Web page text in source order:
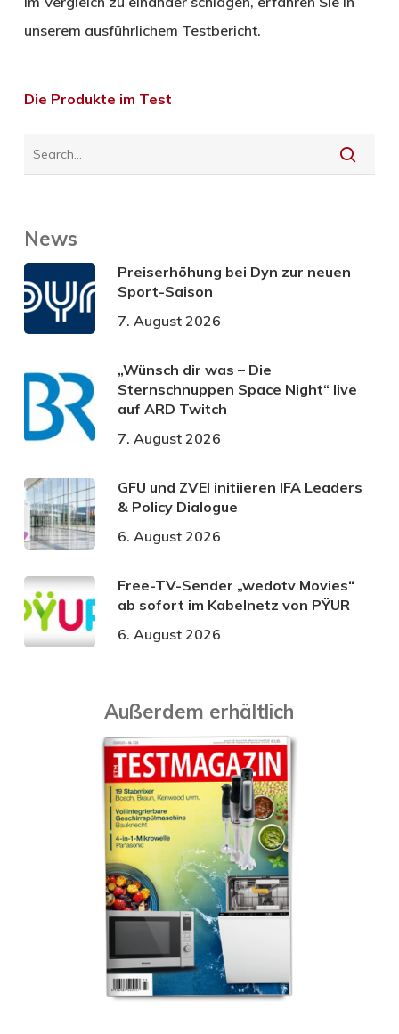
unserem ausführlichem Testbericht.
Die Produkte im Test
News
Preiserhöhung bei Dyn zur neuen
Sport-Saison
7. August 2026
„Wünsch dir was – Die
Sternschnuppen Space Night“ live
auf ARD Twitch
7. August 2026
GFU und ZVEI initiieren IFA Leaders
& Policy Dialogue
6. August 2026
Free-TV-Sender „wedotv Movies“
ab sofort im Kabelnetz von PŸUR
6. August 2026
Außerdem erhältlich